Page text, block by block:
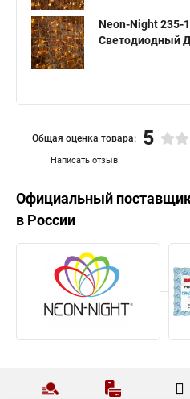
Neon-Night 235-
Светодиодный
Написать отзыв
Общая оценка товара: 5
Официальный
в России